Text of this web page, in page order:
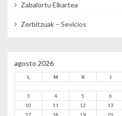
Zabalortu Elkartea
Zerbitzuak – Sevicios
agosto 2026
L M X J
3
4 5 6
10
11 12 13
17
18 19 20